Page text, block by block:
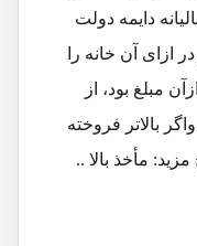
دایمه دولت
ازای آن خانه را
مبلغ بود، از
بالاتر فروخته
مأخذ بالا ..